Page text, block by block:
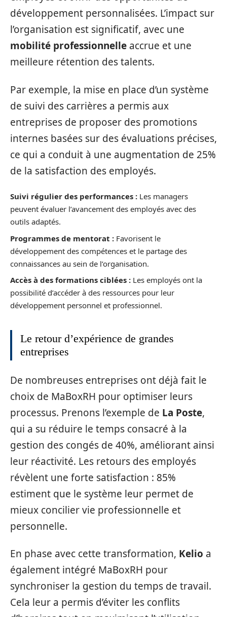
développement personnalisées. L’impact sur
l’organisation est significatif, avec une
mobilité professionnelle accrue et une
meilleure rétention des talents.
Par exemple, la mise en place d’un système
de suivi des carrières a permis aux
entreprises de proposer des promotions
internes basées sur des évaluations précises,
ce qui a conduit à une augmentation de 25%
de la satisfaction des employés.
Suivi régulier des performances : Les managers
peuvent évaluer l’avancement des employés avec des
outils adaptés.
Programmes de mentorat : Favorisent le
développement des compétences et le partage des
connaissances au sein de l’organisation.
Accès à des formations ciblées : Les employés ont la
possibilité d’accéder à des ressources pour leur
développement personnel et professionnel.
Le retour d’expérience de grandes
entreprises
De nombreuses entreprises ont déjà fait le
choix de MaBoxRH pour optimiser leurs
processus. Prenons l’exemple de La Poste,
qui a su réduire le temps consacré à la
gestion des congés de 40%, améliorant ainsi
leur réactivité. Les retours des employés
révèlent une forte satisfaction : 85%
estiment que le système leur permet de
mieux concilier vie professionnelle et
personnelle.
En phase avec cette transformation, Kelio a
également intégré MaBoxRH pour
synchroniser la gestion du temps de travail.
Cela leur a permis d’éviter les conflits